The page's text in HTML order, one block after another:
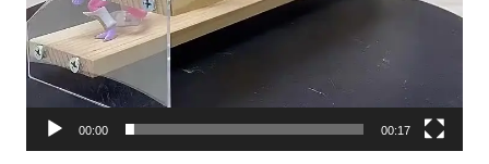
00:00 00:17